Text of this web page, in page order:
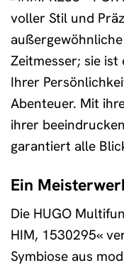
voller Stil und
Zeitmesser; sie
Ihrer
Abenteuer. Mit
ihrer
garantiert alle
Ein
Die HUGO
HIM, 1530295«
Symbiose aus